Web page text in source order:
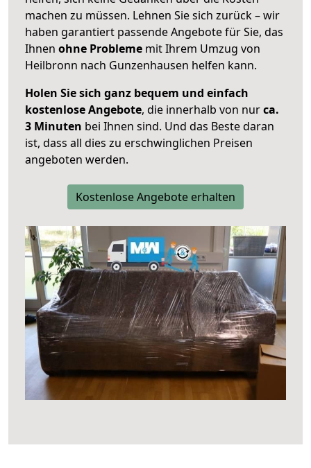
machen zu müssen. Lehnen Sie sich zurück – wir
haben garantiert passende Angebote für Sie, das
Ihnen ohne Probleme mit Ihrem Umzug von
Heilbronn nach Gunzenhausen helfen kann.
Holen Sie sich ganz bequem und einfach
kostenlose Angebote, die innerhalb von nurca.
3 Minuten bei Ihnen sind. Und das Beste daran
ist, dass all dies zu erschwinglichen Preisen
angeboten werden.
Kostenlose Angebote erhalten